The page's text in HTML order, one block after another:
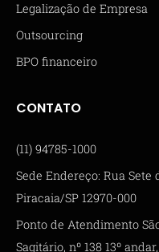
Legalização de Empresa
Outsourcing
BPO financeiro
CONTATO
(11) 94785-1000
Sede Endereço: Rua Sete
Piracaia/SP 12970-000
Ponto de Atendimento
Sagitário, nº 138 13º